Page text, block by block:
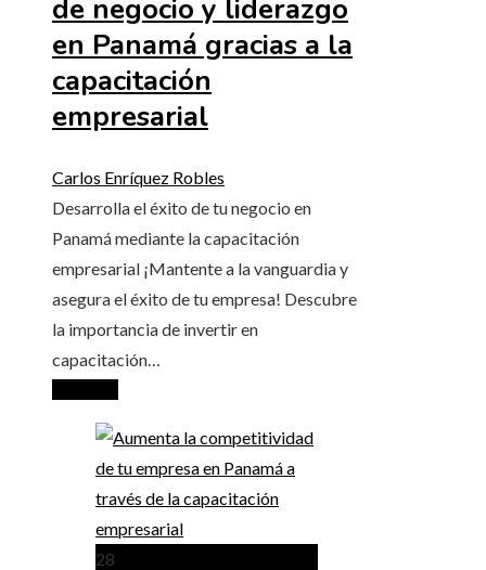
de negocio y liderazgo
en Panamá gracias a la
capacitación
empresarial
Carlos Enríquez Robles
Desarrolla el éxito de tu negocio en
Panamá mediante la capacitación
empresarial ¡Mantente a la vanguardia y
asegura el éxito de tu empresa! Descubre
la importancia de invertir en
capacitación…
28